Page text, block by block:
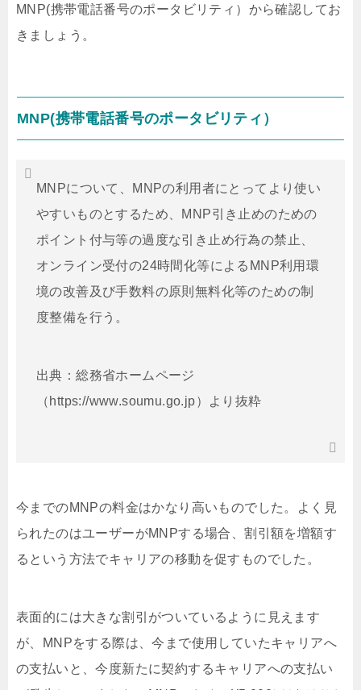
MNP(携帯電話番号のポータビリティ）から確認してお
きましょう。
MNP(携帯電話番号のポータビリティ）
MNPについて、MNPの利用者にとってより使い
やすいものとするため、MNP引き止めのための
ポイント付与等の過度な引き止め行為の禁止、
オンライン受付の24時間化等によるMNP利用環
境の改善及び手数料の原則無料化等のための制
度整備を行う。
出典：総務省ホームページ
（https://www.soumu.go.jp）より抜粋
今までのMNPの料金はかなり高いものでした。よく見
られたのはユーザーがMNPする場合、割引額を増額す
るという方法でキャリアの移動を促すものでした。
表面的には大きな割引がついているように見えます
が、MNPをする際は、今まで使用していたキャリアへ
の支払いと、今度新たに契約するキャリアへの支払い